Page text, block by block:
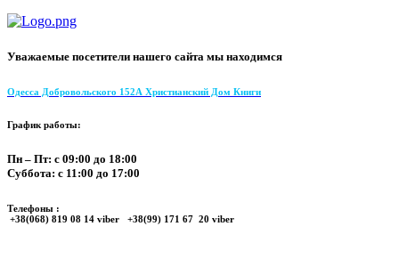
Уважаемые посетители нашего сайта мы находимся
Одесса Добровольского 152А Христианский Дом Книги
График работы:
Пн – Пт: с 09:00 до 18:00
Суббота: с 11:00 до 17:00
Телефоны :
+38(068) 819 08 14 viber +38(99) 171 67 20 viber